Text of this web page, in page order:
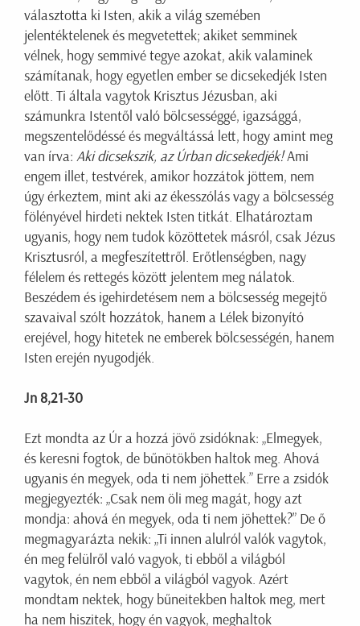
választotta ki Isten, akik a világ szemében
jelentéktelenek és megvetettek; akiket semminek
vélnek, hogy semmivé tegye azokat, akik valaminek
számítanak, hogy egyetlen ember se dicsekedjék Isten
előtt. Ti általa vagytok Krisztus Jézusban, aki
számunkra Istentől való bölcsességgé, igazsággá,
megszentelődéssé és megváltássá lett, hogy amint meg
van írva: Aki dicsekszik, az Úrban dicsekedjék!Ami
engem illet, testvérek, amikor hozzátok jöttem, nem
úgy érkeztem, mint aki az ékesszólás vagy a bölcsesség
fölényével hirdeti nektek Isten titkát. Elhatároztam
ugyanis, hogy nem tudok közöttetek másról, csak Jézus
Krisztusról, a megfeszítettről. Erőtlenségben, nagy
félelem és rettegés között jelentem meg nálatok.
Beszédem és igehirdetésem nem a bölcsesség megejtő
szavaival szólt hozzátok, hanem a Lélek bizonyító
erejével, hogy hitetek ne emberek bölcsességén, hanem
Isten erején nyugodjék.
Jn 8,21-30
Ezt mondta az Úr a hozzá jövő zsidóknak: „Elmegyek,
és keresni fogtok, de bűnötökben haltok meg. Ahová
ugyanis én megyek, oda ti nem jöhettek.” Erre a zsidók
megjegyezték: „Csak nem öli meg magát, hogy azt
mondja: ahová én megyek, oda ti nem jöhettek?” De ő
megmagyarázta nekik: „Ti innen alulról valók vagytok,
én meg felülről való vagyok, ti ebből a világból
vagytok, én nem ebből a világból vagyok. Azért
mondtam nektek, hogy bűneitekben haltok meg, mert
ha nem hiszitek, hogy én vagyok, meghaltok